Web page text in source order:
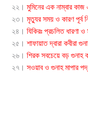
২২। মুমিনের এক নাম্বার
২৩। মৃত্যুর সময় ও কারণ পূর্ব
২৪। যিকিরঃ প্রচলিত ধারণা
২৫। শাফায়াত দ্বারা কবীরা
২৬। শিরক সবচেয়ে বড় গুনাহ
২৭। সওয়াব ও গুনাহ মাপার